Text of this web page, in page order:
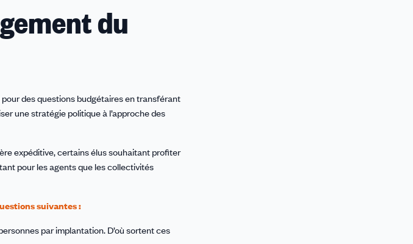
du
pour des questions budgétaires en transférant
une stratégie politique à l’approche des
expéditive, certains élus souhaitant profiter
pour les agents que les collectivités
suivantes :
par implantation. D’où sortent ces